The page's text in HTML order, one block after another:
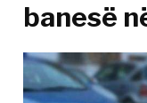
banesë